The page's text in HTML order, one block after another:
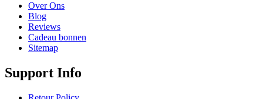
Over Ons
Blog
Reviews
Cadeau bonnen
Sitemap
Support Info